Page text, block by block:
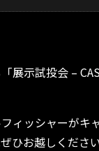
展示試投会 –
ィッシャーがキ
ひお越しください